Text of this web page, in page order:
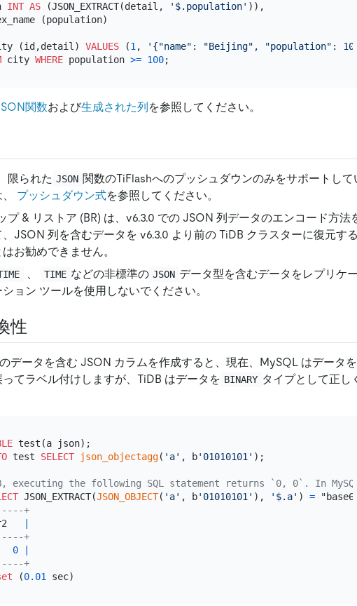
INT AS (JSON_EXTRACT(detail, '$.population' )),
(population)
(id,detail) VALUES (1 , '{"name": "Beijing", "population":
city WHERE population >= 100
関数および生成された列を参照してください。
限られた JSON 関数のTiFlashへのプッシュダウンのみをサポートして
プッシュダウン式を参照してください。
プ & リストア (BR) は、v6.3.0 での JSON 列データのエンコード方法
JSON 列を含むデータを v6.3.0 より前の TiDB クラスターに復元す
お勧めできません。
、 TIME などの非標準の JSON データ型を含むデータをレプリケ
ョン ツールを使用しないでください。
性
データを含む JSON カラムを作成すると、現在、MySQL はデータを
てラベル付けしますが、TiDB はデータを BINARY タイプとして正し
test SELECT json_objectagg( 'a' , b'01010101' );
executing the following SQL statement returns `0, 0`. In
JSON_EXTRACT(JSON_OBJECT( 'a' , b'01010101' ), '$.a' ) =
+
+
0
+
(0.01